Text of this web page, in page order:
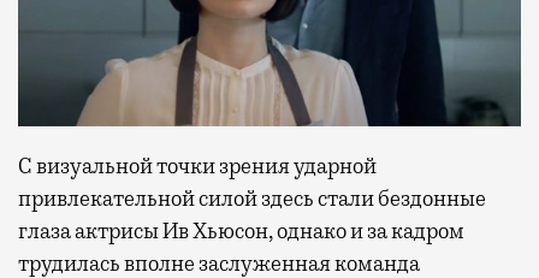
С визуальной точки зрения ударной
привлекательной силой здесь стали бездонные
глаза актрисы Ив Хьюсон, однако и за кадром
трудилась вполне заслуженная команда